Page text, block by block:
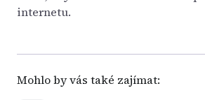
internetu.
Mohlo by vás také zajímat: